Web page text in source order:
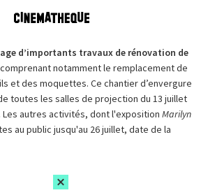
d’importants travaux de rénovation de
comprenant notamment le remplacement de
et des moquettes. Ce chantier d’envergure
toutes les salles de projection du 13 juillet
Les autres activités, dont l'exposition Marilyn
au public jusqu'au 26 juillet, date de la